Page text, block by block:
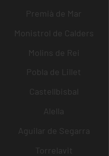
Premià de Mar
Monistrol de Calders
Molins de Rei
Pobla de Lillet
Castellbisbal
Alella
Aguilar de Segarra
Torrelavit